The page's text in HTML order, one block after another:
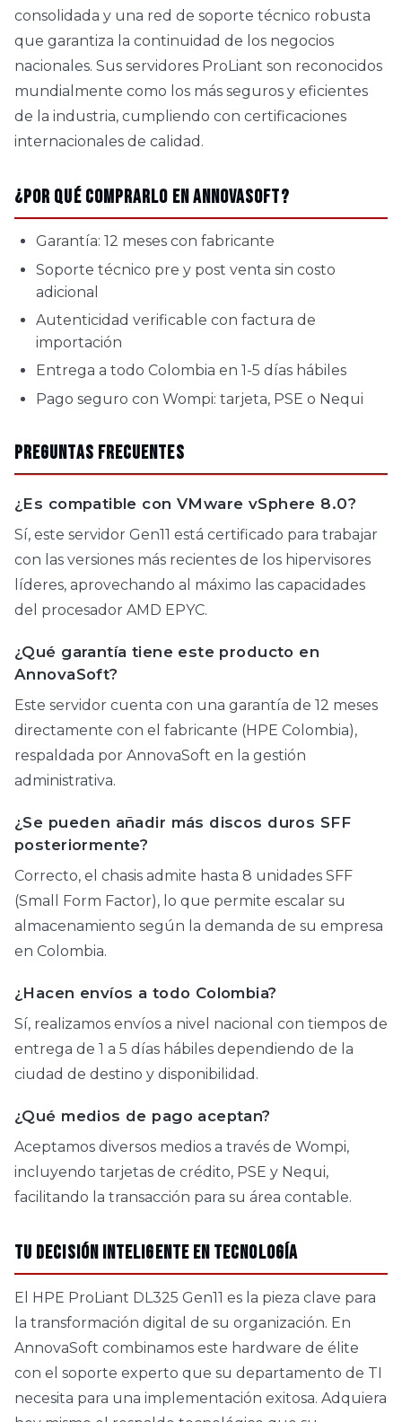
consolidada y una red de soporte técnico robusta
que garantiza la continuidad de los negocios
nacionales. Sus servidores ProLiant son reconocidos
mundialmente como los más seguros y eficientes
de la industria, cumpliendo con certificaciones
internacionales de calidad.
¿Por qué comprarlo en AnnovaSoft?
Garantía: 12 meses con fabricante
Soporte técnico pre y post venta sin costo
adicional
Autenticidad verificable con factura de
importación
Entrega a todo Colombia en 1-5 días hábiles
Pago seguro con Wompi: tarjeta, PSE o Nequi
Preguntas Frecuentes
¿Es compatible con VMware vSphere 8.0?
Sí, este servidor Gen11 está certificado para trabajar
con las versiones más recientes de los hipervisores
líderes, aprovechando al máximo las capacidades
del procesador AMD EPYC.
¿Qué garantía tiene este producto en
AnnovaSoft?
Este servidor cuenta con una garantía de 12 meses
directamente con el fabricante (HPE Colombia),
respaldada por AnnovaSoft en la gestión
administrativa.
¿Se pueden añadir más discos duros SFF
posteriormente?
Correcto, el chasis admite hasta 8 unidades SFF
(Small Form Factor), lo que permite escalar su
almacenamiento según la demanda de su empresa
en Colombia.
¿Hacen envíos a todo Colombia?
Sí, realizamos envíos a nivel nacional con tiempos de
entrega de 1 a 5 días hábiles dependiendo de la
ciudad de destino y disponibilidad.
¿Qué medios de pago aceptan?
Aceptamos diversos medios a través de Wompi,
incluyendo tarjetas de crédito, PSE y Nequi,
facilitando la transacción para su área contable.
Tu decisión inteligente en tecnología
El HPE ProLiant DL325 Gen11 es la pieza clave para
la transformación digital de su organización. En
AnnovaSoft combinamos este hardware de élite
con el soporte experto que su departamento de TI
necesita para una implementación exitosa. Adquiera